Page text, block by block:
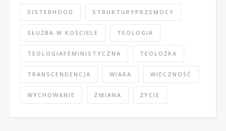
SISTERHOOD STRUKTURYPRZEMOCY
SŁUŻBA W KOŚCIELE TEOLOGIA
TEOLOGIAFEMINISTYCZNA TEOLOŻKA
TRANSCENDENCJA WIARA WIECZNOŚĆ
WYCHOWANIE ZMIANA ŻYCIE